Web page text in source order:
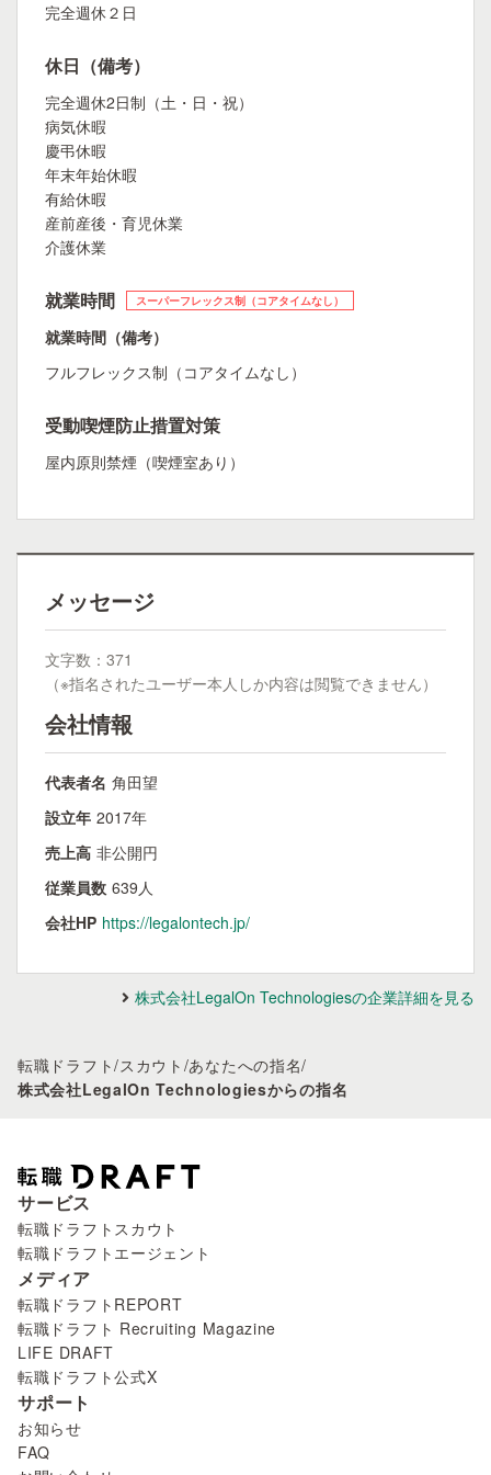
完全週休２日
休日（備考）
完全週休2日制（土・日・祝）
病気休暇
慶弔休暇
年末年始休暇
有給休暇
産前産後・育児休業
介護休業
就業時間 スーパーフレックス制（コアタイムなし）
就業時間（備考）
フルフレックス制（コアタイムなし）
受動喫煙防止措置対策
屋内原則禁煙（喫煙室あり）
メッセージ
文字数：371
（※指名されたユーザー本人しか内容は閲覧できません）
会社情報
代表者名 角田望
設立年 2017年
売上高 非公開円
従業員数 639人
会社HP https://legalontech.jp/
株式会社LegalOn Technologiesの企業詳細を見る
転職ドラフト/スカウト /あなたへの指名/
株式会社LegalOn Technologiesからの指名
サービス
転職ドラフトスカウト
転職ドラフトエージェント
メディア
転職ドラフトREPORT
転職ドラフト Recruiting Magazine
LIFE DRAFT
転職ドラフト公式X
サポート
お知らせ
FAQ